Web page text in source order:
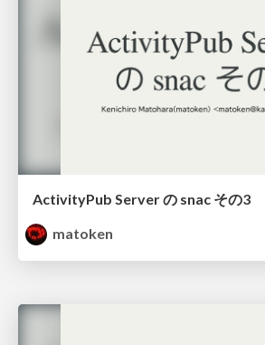
ActivityPub Server の snac その3
matoken